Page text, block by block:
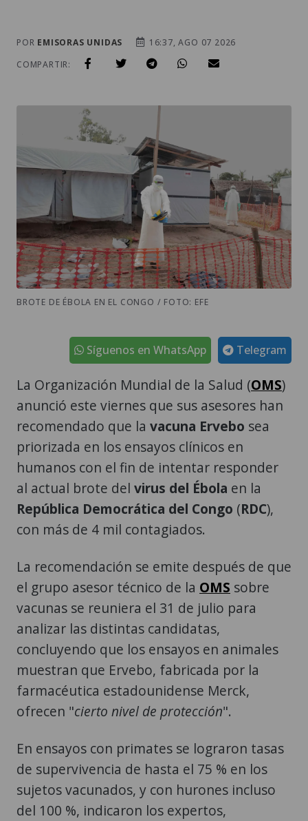
POR EMISORAS UNIDAS
16:37, AGO 07 2026
COMPARTIR:
BROTE DE ÉBOLA EN EL CONGO / FOTO: EFE
Telegram
Síguenos en WhatsApp
La Organización Mundial de la Salud (OMS)
anunció este viernes que sus asesores han
recomendado que la vacuna Ervebo sea
priorizada en los ensayos clínicos en
humanos con el fin de intentar responder
al actual brote del virus del Ébola en la
República Democrática del Congo (RDC),
con más de 4 mil contagiados.
La recomendación se emite después de que
el grupo asesor técnico de la OMS sobre
vacunas se reuniera el 31 de julio para
analizar las distintas candidatas,
concluyendo que los ensayos en animales
muestran que Ervebo, fabricada por la
farmacéutica estadounidense Merck,
ofrecen "cierto nivel de protección".
En ensayos con primates se lograron tasas
de supervivencia de hasta el 75 % en los
sujetos vacunados, y con hurones incluso
del 100 %, indicaron los expertos,